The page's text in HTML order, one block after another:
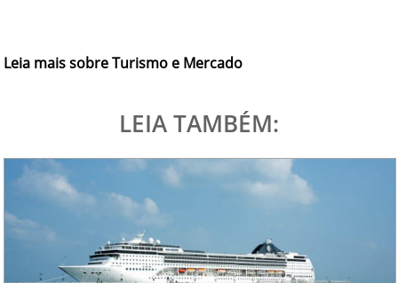
Leia mais sobre Turismo e Mercado
LEIA TAMBÉM: